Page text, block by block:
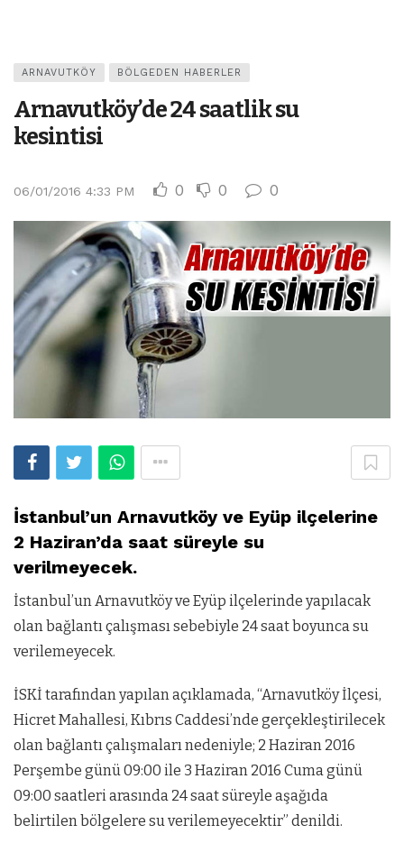
ARNAVUTKÖY BÖLGEDEN HABERLER
Arnavutköy’de 24 saatlik su
kesintisi
06/01/2016 4:33 PM 0 0 0
İstanbul’un Arnavutköy ve Eyüp ilçelerine
2 Haziran’da saat süreyle su
verilmeyecek.
İstanbul’un Arnavutköy ve Eyüp ilçelerinde yapılacak
olan bağlantı çalışması sebebiyle 24 saat boyunca su
verilemeyecek.
İSKİ tarafından yapılan açıklamada, “Arnavutköy İlçesi,
Hicret Mahallesi, Kıbrıs Caddesi’nde gerçekleştirilecek
olan bağlantı çalışmaları nedeniyle; 2 Haziran 2016
Perşembe günü 09:00 ile 3 Haziran 2016 Cuma günü
09:00 saatleri arasında 24 saat süreyle aşağıda
belirtilen bölgelere su verilemeyecektir” denildi.